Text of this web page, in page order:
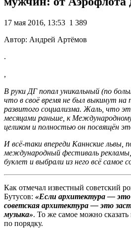
17 мая 2016, 13:53 1 389
Автор: Андрей Артёмов
.
,
В руки ДГ попал уникальный (по
что в своё время не был выкинут на
развитого социализма. Жаль, что
месяцами раньше, к
целиком и полностью он посвящён
И всё-таки впереди Каннские львы,
международный фестиваль
буклет и выбрали из него всё самое
Как отмечал известный советский
Бутусов: «Если архитектура —
советская архитектура — это
музыка». То же самое можно
по порядку.